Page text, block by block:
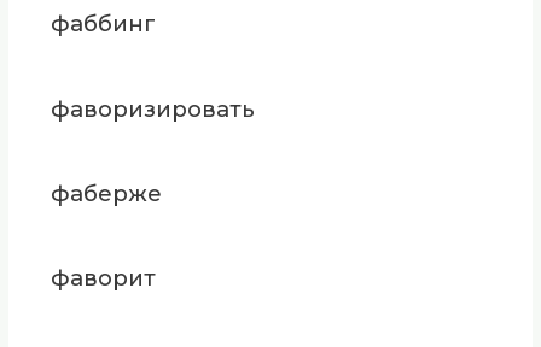
фаббинг
фаворизировать
фаберже
фаворит